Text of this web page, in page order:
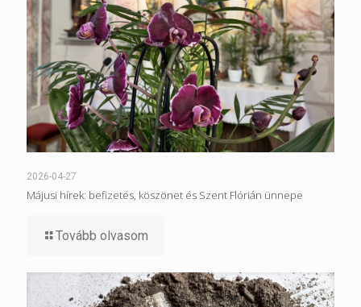
2026-04-27
Májusi hírek: befizetés, köszönet és Szent Flórián ünnepe
Tovább olvasom